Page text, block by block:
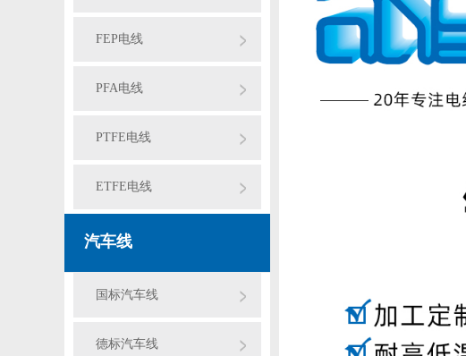
FEP电线
PFA电线
PTFE电线
ETFE电线
汽车线
国标汽车线
德标汽车线